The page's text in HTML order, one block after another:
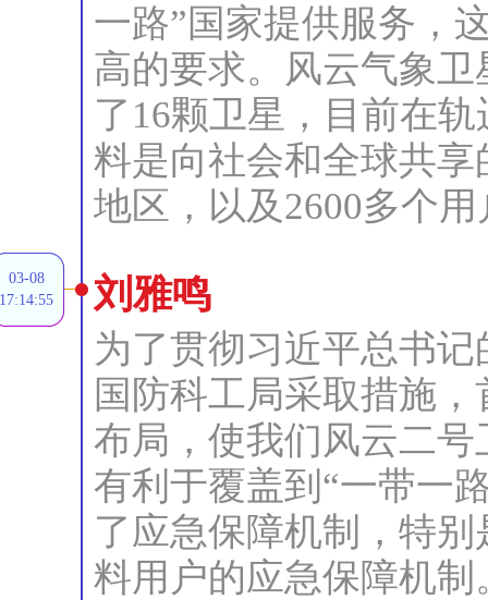
一路”国家提供服务，
高的要求。风云气象
了16颗卫星，目前在
料是向社会和全球共
地区，以及2600多个
03-08
17:14:55
刘雅鸣
为了贯彻习近平总书
国防科工局采取措施
布局，使我们风云二
有利于覆盖到“一带一
了应急保障机制，特
料用户的应急保障机